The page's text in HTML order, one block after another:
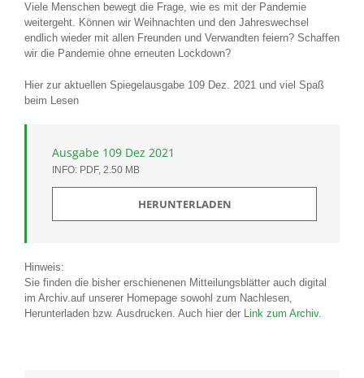
Viele Menschen bewegt die Frage, wie es mit der Pandemie
weitergeht. Können wir Weihnachten und den Jahreswechsel
endlich wieder mit allen Freunden und Verwandten feiern? Schaffen
wir die Pandemie ohne erneuten Lockdown?
Hier zur aktuellen Spiegelausgabe 109 Dez. 2021 und viel Spaß
beim Lesen
Ausgabe 109 Dez 2021
INFO: PDF, 2.50 MB
HERUNTERLADEN
Hinweis:
Sie finden die bisher erschienenen Mitteilungsblätter auch digital
im Archiv.auf unserer Homepage sowohl zum Nachlesen,
Herunterladen bzw. Ausdrucken. Auch hier der Link zum Archiv.